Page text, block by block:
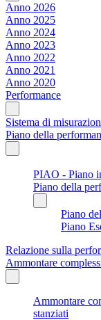
Anno 2026
Anno 2025
Anno 2024
Anno 2023
Anno 2022
Anno 2021
Anno 2020
Performance
Sistema di
Piano della
PIAO - Piano
Piano della
Piano
Piano
Relazione sulla
Ammontare
Ammontare
stanziati